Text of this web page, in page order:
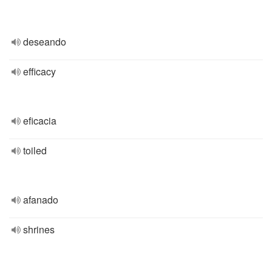
deseando
efficacy
eficacia
toiled
afanado
shrines